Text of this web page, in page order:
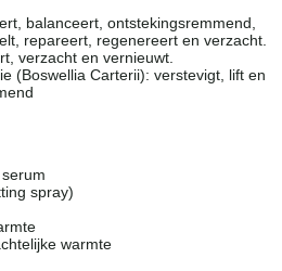
balanceert, ontstekingsremmend,
repareert, regenereert en verzacht.
verzacht en vernieuwt.
(Boswellia Carterii): verstevigt, lift en
spray)
warmte